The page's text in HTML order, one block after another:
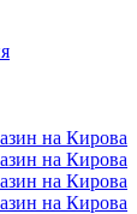
на Кирова
на Кирова
на Кирова
на Кирова